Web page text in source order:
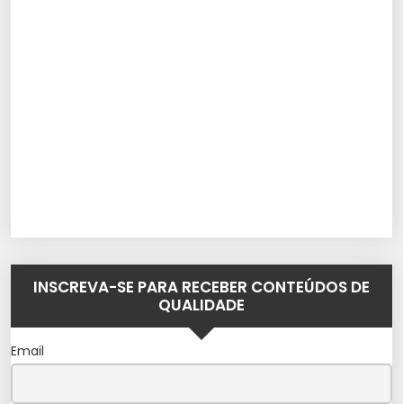
INSCREVA-SE PARA RECEBER CONTEÚDOS DE
QUALIDADE
Email